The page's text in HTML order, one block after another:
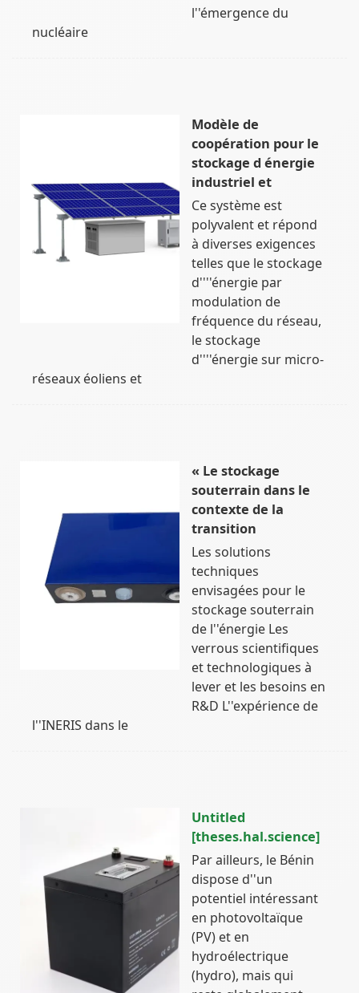
l''émergence du
nucléaire
Modèle de
coopération pour le
stockage d énergie
industriel et
Ce système est
polyvalent et répond
à diverses exigences
telles que le stockage
d''''énergie par
modulation de
fréquence du réseau,
le stockage
d''''énergie sur micro-
réseaux éoliens et
« Le stockage
souterrain dans le
contexte de la
transition
Les solutions
techniques
envisagées pour le
stockage souterrain
de l''énergie Les
verrous scientifiques
et technologiques à
lever et les besoins en
R&D L''expérience de
l''INERIS dans le
Untitled
[theses.hal.science]
Par ailleurs, le Bénin
dispose d''un
potentiel intéressant
en photovoltaïque
(PV) et en
hydroélectrique
(hydro), mais qui